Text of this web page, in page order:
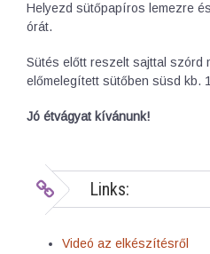
Helyezd sütőpapíros lemezre
órát.
Sütés előtt reszelt sajttal szórd
előmelegített sütőben süsd kb.
Jó étvágyat kívánunk!
Links:
Videó az elkészítésről